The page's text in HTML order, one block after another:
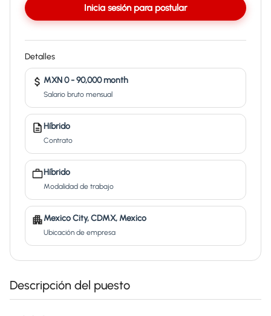
Inicia sesión para postular
Detalles
MXN 0 - 90,000 month
Salario bruto mensual
Híbrido
Contrato
Híbrido
Modalidad de trabajo
Mexico City, CDMX, Mexico
Ubicación de empresa
Descripción del puesto